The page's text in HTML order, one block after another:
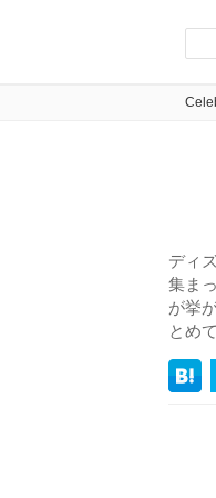
ディ
集ま
が挙
とめ